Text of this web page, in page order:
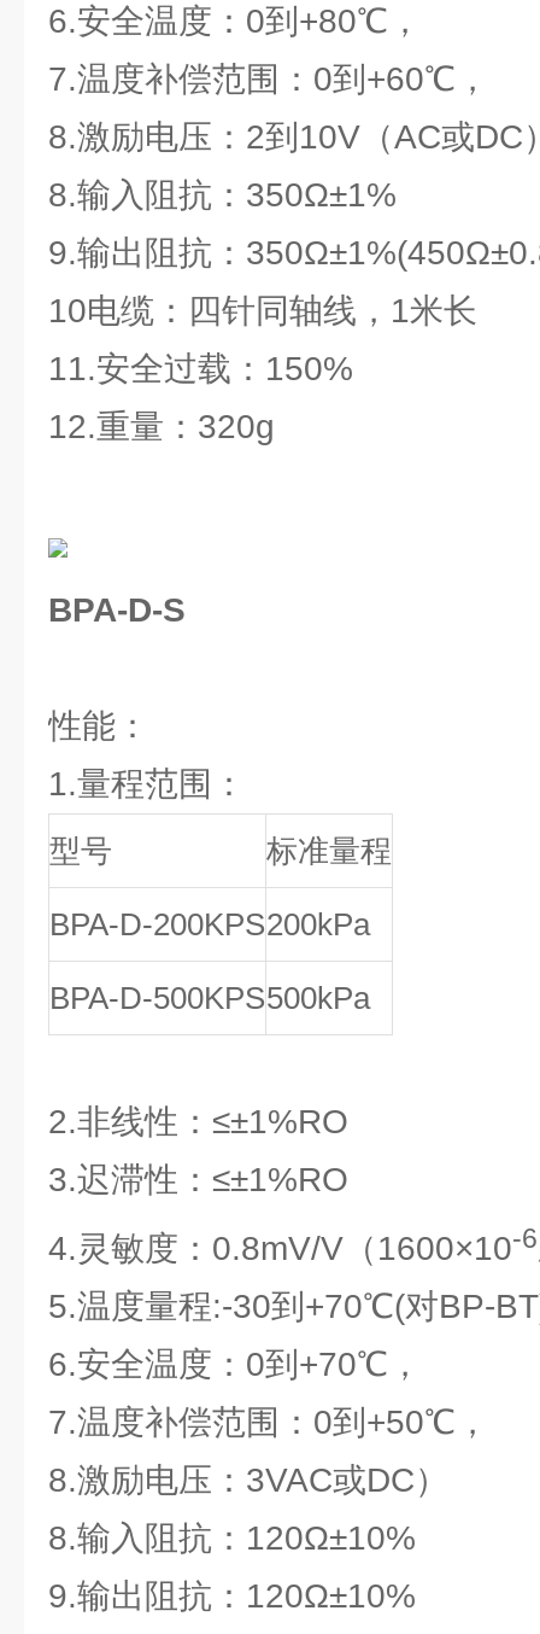
6.安全温度：0到+80℃，
7.温度补偿范围：0到+60℃，
8.激励电压：2到10V（AC或DC
8.输入阻抗：350Ω±1%
9.输出阻抗：
10电缆：四针同轴线，1米长
11.安全过载：150%
12.重量：320g
BPA-D-S
性能：
1.量程范围：
型号 标准量程
BPA-D-200KPS200kPa
BPA-D-500KPS500kPa
2.非线性：≤±1%RO
3.迟滞性：≤±1%RO
4.灵敏度：0.8mV/V（1600×10-6
5.温度量程:-30到+70℃(对BP-
6.安全温度：0到+70℃，
7.温度补偿范围：0到+50℃，
8.激励电压：3VAC或DC）
8.输入阻抗：120Ω±10%
9.输出阻抗：120Ω±10%